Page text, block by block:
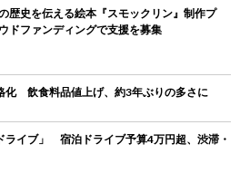
歴史を伝える絵本『スモックリン』制作プ
ドファンディングで支援を募集
化 飲食料品値上げ、約3年ぶりの多さに
ライブ」 宿泊ドライブ予算4万円超、渋滞・